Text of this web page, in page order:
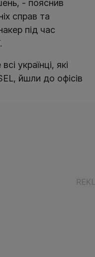
- пояснив
справ та
під час
українці, які
йшли до офісів